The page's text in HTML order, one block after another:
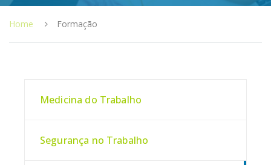
Home Formação
Medicina do Trabalho
Segurança no Trabalho